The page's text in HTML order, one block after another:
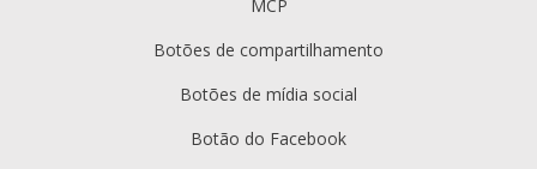
MCP
Botões de compartilhamento
Botões de mídia social
Botão do Facebook